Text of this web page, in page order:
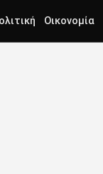
Οικονομία